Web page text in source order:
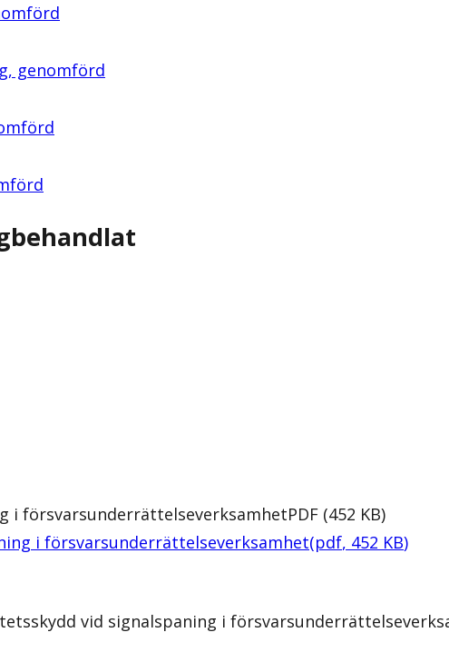
genomförd
i försvarsunderrättelseverksamhetPDF (452 KB)
i försvarsunderrättelseverksamhet(pdf, 452 KB)
vid signalspaning i